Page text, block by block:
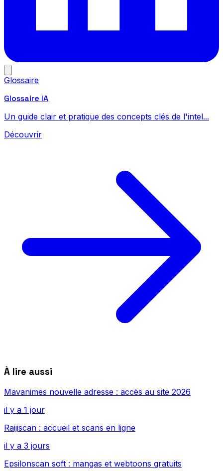
Glossaire
Glossaire IA
Un guide clair et pratique des concepts clés de l'intel...
Découvrir
À lire aussi
Mavanimes nouvelle adresse : accès au site 2026
il y a 1 jour
Raijiscan : accueil et scans en ligne
il y a 3 jours
Epsilonscan soft : mangas et webtoons gratuits